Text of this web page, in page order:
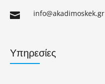
 info@akadimoskek.gr
Υπηρεσίες